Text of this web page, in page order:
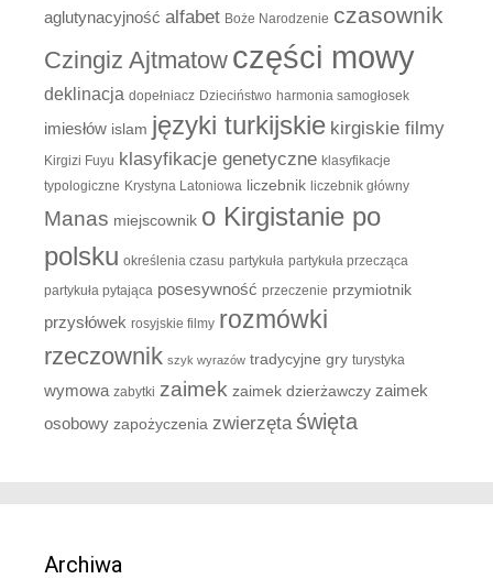
aglutynacyjność alfabet Boże Narodzenie czasownik
Czingiz Ajtmatow części mowy
deklinacja dopełniacz Dzieciństwo harmonia samogłosek
imiesłów islam języki turkijskie kirgiskie filmy
Kirgizi Fuyu klasyfikacje genetyczne klasyfikacje
typologiczne Krystyna Latoniowa liczebnik liczebnik główny
Manas miejscownik o Kirgistanie po
polsku określenia czasu partykuła partykuła przecząca
partykuła pytająca posesywność przeczenie przymiotnik
przysłówek rosyjskie filmy rozmówki
rzeczownik szyk wyrazów tradycyjne gry turystyka
wymowa zabytki zaimek zaimek dzierżawczy zaimek
osobowy zapożyczenia zwierzęta święta
Archiwa